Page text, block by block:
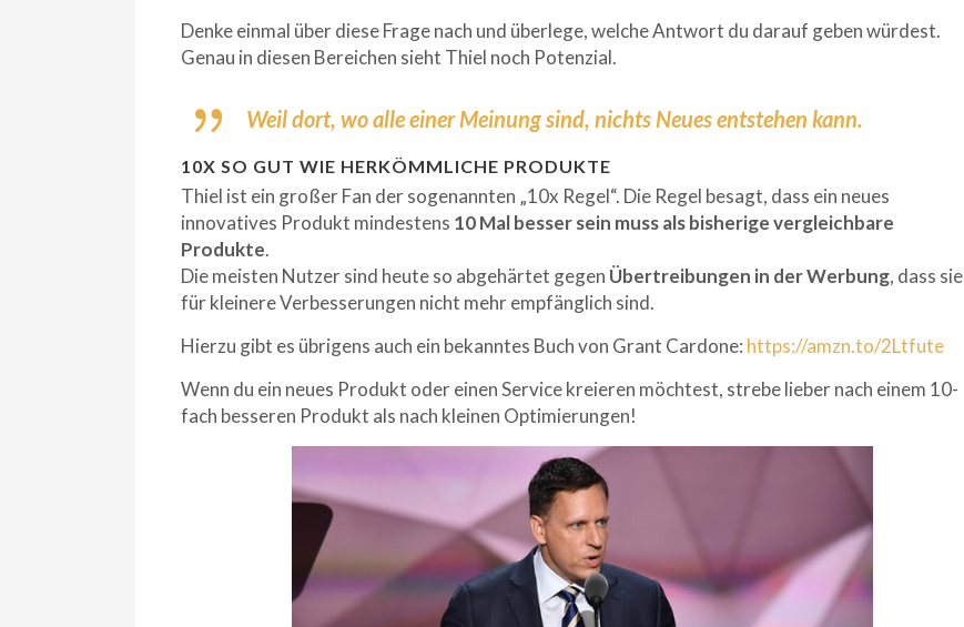
Denke einmal über diese Frage nach und überlege, welche Antwort du darauf geben würdest.
Genau in diesen Bereichen sieht Thiel noch Potenzial.
Weil dort, wo alle einer Meinung sind, nichts Neues entstehen kann.
10X SO GUT WIE HERKÖMMLICHE PRODUKTE
Thiel ist ein großer Fan der sogenannten „10x Regel“. Die Regel besagt, dass ein neues
innovatives Produkt mindestens 10 Mal besser sein muss als bisherige vergleichbare
Produkte.
Die meisten Nutzer sind heute so abgehärtet gegen Übertreibungen in der Werbung, dass sie
für kleinere Verbesserungen nicht mehr empfänglich sind.
Hierzu gibt es übrigens auch ein bekanntes Buch von Grant Cardone: https://amzn.to/2Ltfute
Wenn du ein neues Produkt oder einen Service kreieren möchtest, strebe lieber nach einem 10-
fach besseren Produkt als nach kleinen Optimierungen!